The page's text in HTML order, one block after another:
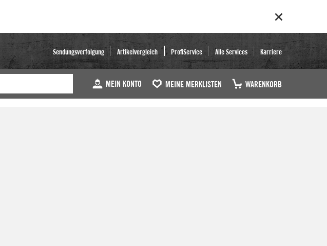
Sendungsverfolgung Artikelvergleich ProfiService Alle Services Karriere
MEIN KONTO MEINE MERKLISTEN WARENKORB